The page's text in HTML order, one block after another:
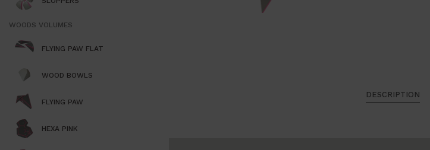
DESCRIPTION
WOODS VOLUMES
FLYING PAW FLAT
WOOD BOWLS
FLYING PAW
HEXA PINK